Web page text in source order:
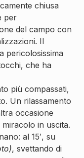
chiusa
per
del campo con
Il
pericolosissima
che ha
più compassati,
Un rilassamento
occasione
in uscita.
al 15′, su
, svettando di